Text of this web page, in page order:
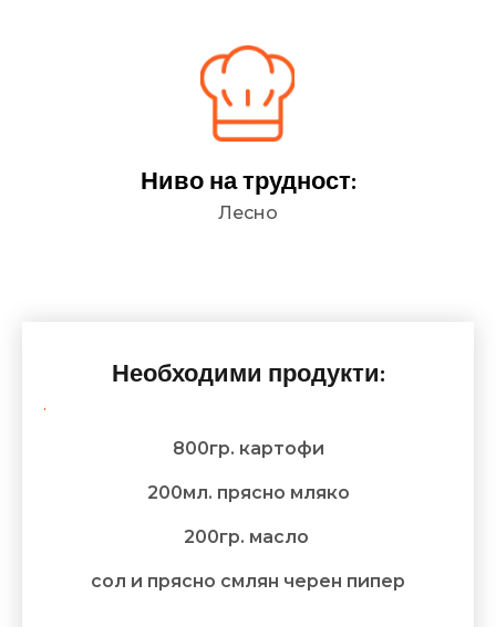
Ниво на трудност:
Лесно
Необходими продукти:
800гр. картофи
200мл. прясно мляко
200гр. масло
сол и прясно смлян черен пипер